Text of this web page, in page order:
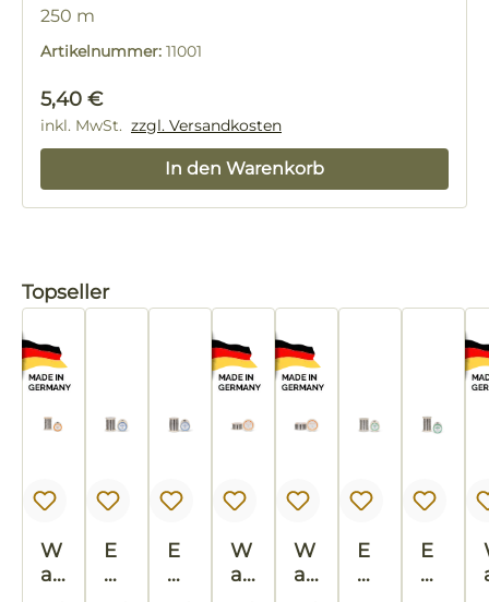
250 m
Artikelnummer: 11001
Regulärer Preis:
5,40 €
inkl. MwSt. zzgl. Versandkosten
In den Warenkorb
Produktgalerie überspringen
Topseller
W
ab
E
U
E
U
W
ab
W
ab
E
U
E
U